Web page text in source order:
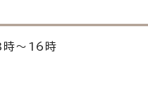
～16時